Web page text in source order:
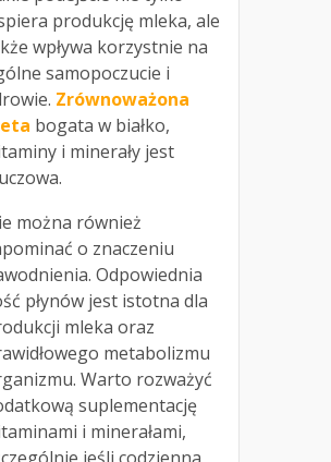
produkcję mleka, ale
wpływa korzystnie na
samopoczucie i
Zrównoważona
bogata w białko,
i minerały jest
można również
o znaczeniu
Odpowiednia
płynów jest istotna dla
mleka oraz
metabolizmu
Warto rozważyć
suplementację
i minerałami,